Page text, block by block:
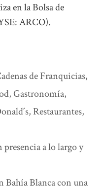
en la Bolsa de
ARCO).
de Franquicias,
, Gastronomía,
, Restaurantes,
a lo largo y
Bahía Blanca con una